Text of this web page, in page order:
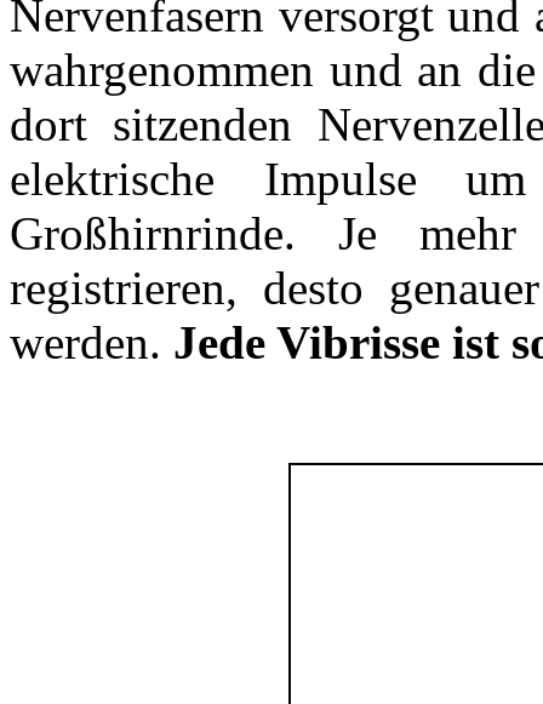
Nervenfasern versorgt
wahrgenommen und an
dort sitzenden
elektrische Impulse
Großhirnrinde. Je mehr
registrieren, desto
werden. Jede Vibrisse ist